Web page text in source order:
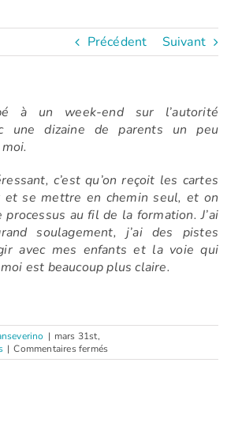
Précédent Suivant
à un week-end sur l’autorité
une dizaine de parents un peu
c’est qu’on reçoit les cartes
et se mettre en chemin seul, et on
au fil de la formation. J’ai
soulagement, j’ai des pistes
avec mes enfants et la voie qui
est beaucoup plus claire.
| mars 31st,
| Commentaires ferméssur
Charlotte